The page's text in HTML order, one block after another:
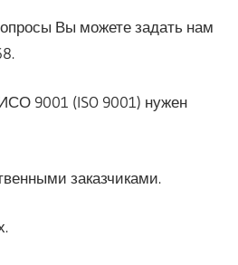
Вы можете задать нам
9001 (ISO 9001) нужен
заказчиками.